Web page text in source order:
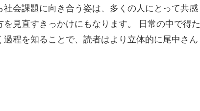
会課題に向き合う姿は、多くの人にとって共感
見直すきっかけにもなります。 日常の中で得た
程を知ることで、読者はより立体的に尾中さん